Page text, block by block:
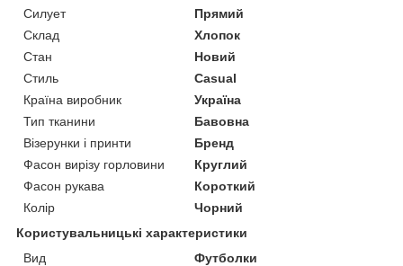
Силует
Прямий
Склад
Хлопок
Стан
Новий
Стиль
Casual
Країна виробник
Україна
Тип тканини
Бавовна
Візерунки і принти
Бренд
Фасон вирізу горловини
Круглий
Фасон рукава
Короткий
Колір
Чорний
Користувальницькі характеристики
Вид
Футболки